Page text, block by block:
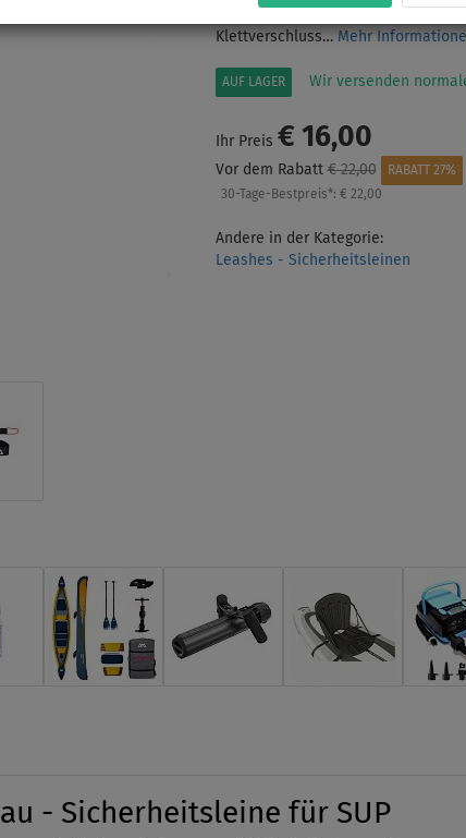
Fuß), durch das gedrehte coil
Klettverschluss… Mehr
AUF LAGER Wir versenden
Ihr Preis € 16,00
Vor dem Rabatt€ 22,00
RABATT 27%
30-Tage-Bestpreis*:€ 22,00
Andere in der Kategorie:
Leashes - Sicherheitsleinen
- Sicherheitsleine für SUP